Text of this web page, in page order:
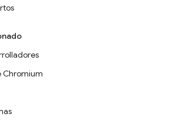
Chromium